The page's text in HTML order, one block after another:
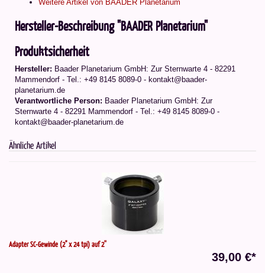
Weitere Artikel von BAADER Planetarium
Hersteller-Beschreibung "BAADER Planetarium"
Produktsicherheit
Hersteller: Baader Planetarium GmbH: Zur Sternwarte 4 - 82291
Mammendorf - Tel.: +49 8145 8089-0 - kontakt@baader-
planetarium.de
Verantwortliche Person: Baader Planetarium GmbH: Zur
Sternwarte 4 - 82291 Mammendorf - Tel.: +49 8145 8089-0 -
kontakt@baader-planetarium.de
Ähnliche Artikel
Adapter SC-Gewinde (2" x 24 tpi) auf 2''
39,00 €*